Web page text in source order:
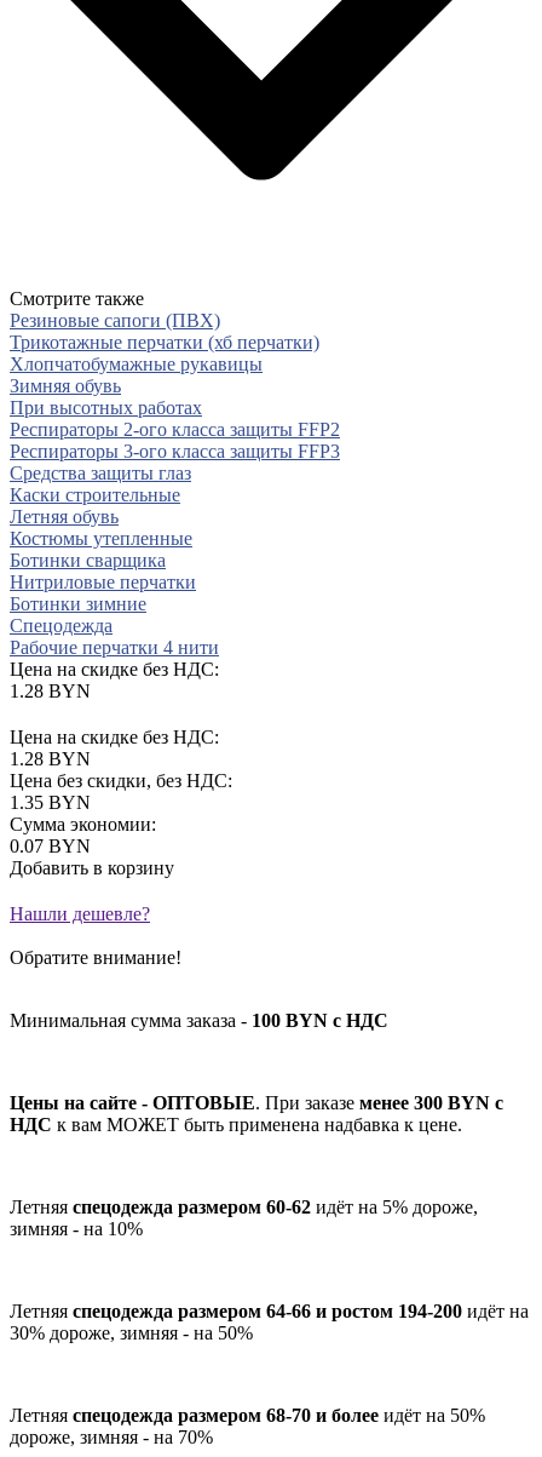
Смотрите также
Резиновые сапоги (ПВХ)
Трикотажные перчатки (хб перчатки)
Хлопчатобумажные рукавицы
Зимняя обувь
При высотных работах
Респираторы 2-ого класса защиты FFP2
Респираторы 3-ого класса защиты FFP3
Средства защиты глаз
Каски строительные
Летняя обувь
Костюмы утепленные
Ботинки сварщика
Нитриловые перчатки
Ботинки зимние
Спецодежда
Рабочие перчатки 4 нити
Цена на скидке без НДС:
1.28 BYN
Цена на скидке без НДС:
1.28 BYN
Цена без скидки, без НДС:
1.35 BYN
Сумма экономии:
0.07 BYN
Добавить в корзину
Нашли дешевле?
Обратите внимание!
Минимальная сумма заказа - 100 BYN с НДС
Цены на сайте - ОПТОВЫЕ. При заказе менее 300 BYN с
НДС к вам МОЖЕТ быть применена надбавка к цене.
Летняя спецодежда размером 60-62 идёт на 5% дороже,
зимняя - на 10%
Летняя спецодежда размером 64-66 и ростом 194-200 идёт на
30% дороже, зимняя - на 50%
Летняя спецодежда размером 68-70 и более идёт на 50%
дороже, зимняя - на 70%